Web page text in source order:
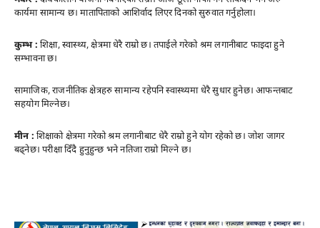
कार्यमा सामान्य छ। मातापिताको आशिर्वाद लिएर दिनको सुरुवात गर्नुहोला।
कुम्भ : शिक्षा, स्वास्थ्य, क्षेत्रमा धेरै राम्रो छ। तपाईले गरेको श्रम लगानीबाट फाइदा हुने
सम्भावना छ।
सामाजिक, राजनीतिक क्षेत्रहरु सामान्य रहेपनि स्वास्थ्यमा धेरै सुधार हुनेछ। आफन्तबाट
सहयोग मिल्नेछ।
मीन : शिक्षाको क्षेत्रमा गरेको श्रम लगानीबाट धेरै राम्रो हुने योग रहेको छ। जोश जागर
बढ्नेछ। परीक्षा दिँदै हुनुहुन्छ भने नतिजा राम्रो मिल्ने छ।